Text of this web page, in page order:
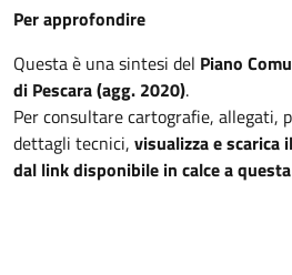
Per approfondire
Questa è una sintesi del Piano
di Pescara (agg. 2020).
Per consultare cartografie, allegati,
dettagli tecnici, visualizza e scarica
dal link disponibile in calce a